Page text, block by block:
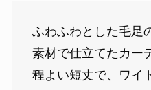
ふわふわとした毛足
素材で仕立てたカー
程よい短丈で、ワイ